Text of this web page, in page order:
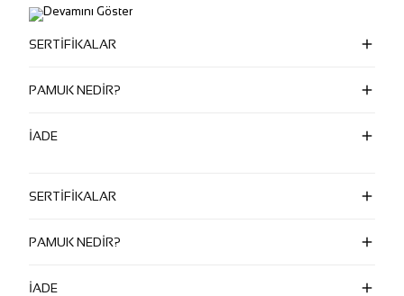
Devamını Göster
SERTİFİKALAR
PAMUK NEDİR?
İADE
SERTİFİKALAR
PAMUK NEDİR?
İADE